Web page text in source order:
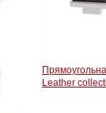
Leather